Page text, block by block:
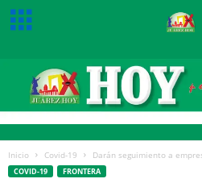
Inicio Covid-19 Darán seguimiento a
COVID-19 FRONTERA